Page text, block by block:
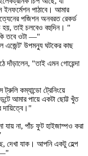
ইনফর্মেশন পাঠাবে। আমার
পজিশন অনবরত রেকর্ড
হয়, তাই চলবেও বহুদিন। "
তবে ওটা —"
এজেন্ট' উপমন্যু ঘটকের কাছ
"তাই এমন গোয়েন্দা
কম্যান্ডো ট্রেনিংয়ে
আমার পায়ে একটা ছোট্ট খুঁত
দায়িত্বে।"
যায় না, পাঁচ ফুট হাইজাম্পও করা
দেখা যাক। আপনি একটু হেল্প
—"